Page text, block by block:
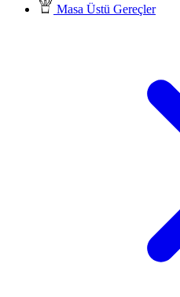
Masa Üstü Gereçler